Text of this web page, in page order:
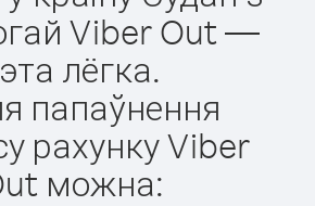
Viber Out —
лёгка.
папаўнення
рахунку Viber
можна: